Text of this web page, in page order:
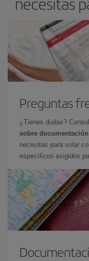
Preguntas
¿Tienes dudas?
sobre documentación
necesitas para volar
específicos exigidos